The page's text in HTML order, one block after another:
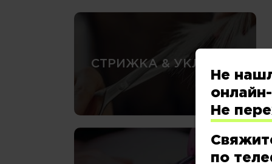
СТРИЖКА & УКЛАДКА
Не
Не
по